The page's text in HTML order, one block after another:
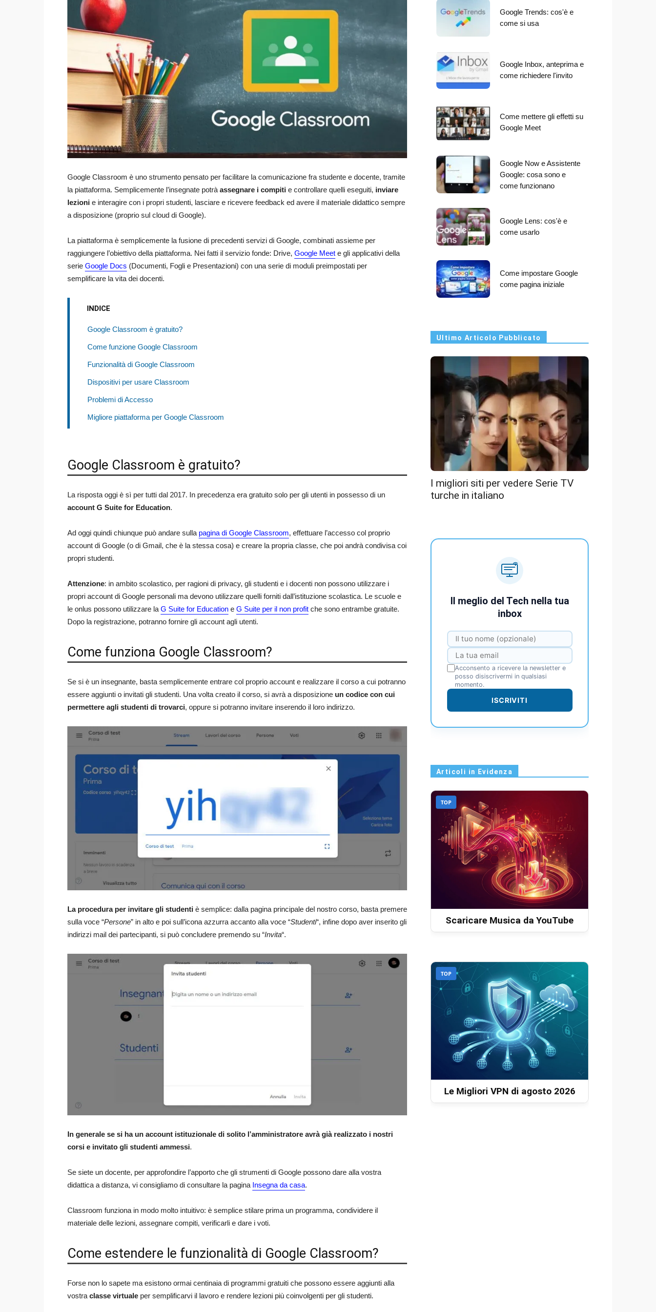
Google Classroom è uno strumento pensato per facilitare la comunicazione fra studente e docente, tramite
la piattaforma. Semplicemente l’insegnate potrà assegnare i compiti e controllare quelli eseguiti, inviare
lezioni e interagire con i propri studenti, lasciare e ricevere feedback ed avere il materiale didattico sempre
a disposizione (proprio sul cloud di Google).
La piattaforma è semplicemente la fusione di precedenti servizi di Google, combinati assieme per
raggiungere l’obiettivo della piattaforma. Nei fatti il servizio fonde: Drive, Google Meet e gli applicativi della
serie Google Docs (Documenti, Fogli e Presentazioni) con una serie di moduli preimpostati per
semplificare la vita dei docenti.
INDICE
Google Classroom è gratuito?
Come funzione Google Classroom
Funzionalità di Google Classroom
Dispositivi per usare Classroom
Problemi di Accesso
Migliore piattaforma per Google Classroom
Google Classroom è gratuito?
La risposta oggi è sì per tutti dal 2017. In precedenza era gratuito solo per gli utenti in possesso di un
account G Suite for Education.
Ad oggi quindi chiunque può andare sulla pagina di Google Classroom, effettuare l’accesso col proprio
account di Google (o di Gmail, che è la stessa cosa) e creare la propria classe, che poi andrà condivisa coi
propri studenti.
Attenzione: in ambito scolastico, per ragioni di privacy, gli studenti e i docenti non possono utilizzare i
propri account di Google personali ma devono utilizzare quelli forniti dall’istituzione scolastica. Le scuole e
le onlus possono utilizzare la G Suite for Education e G Suite per il non profit che sono entrambe gratuite.
Dopo la registrazione, potranno fornire gli account agli utenti.
Come funziona Google Classroom?
Se si è un insegnante, basta semplicemente entrare col proprio account e realizzare il corso a cui potranno
essere aggiunti o invitati gli studenti. Una volta creato il corso, si avrà a disposizione un codice con cui
permettere agli studenti di trovarci, oppure si potranno invitare inserendo il loro indirizzo.
La procedura per invitare gli studenti è semplice: dalla pagina principale del nostro corso, basta premere
sulla voce “Persone” in alto e poi sull’icona azzurra accanto alla voce “Studenti“, infine dopo aver inserito gli
indirizzi mail dei partecipanti, si può concludere premendo su “Invita“.
In generale se si ha un account istituzionale di solito l’amministratore avrà già realizzato i nostri
corsi e invitato gli studenti ammessi.
Se siete un docente, per approfondire l’apporto che gli strumenti di Google possono dare alla vostra
didattica a distanza, vi consigliamo di consultare la pagina Insegna da casa.
Classroom funziona in modo molto intuitivo: è semplice stilare prima un programma, condividere il
materiale delle lezioni, assegnare compiti, verificarli e dare i voti.
Come estendere le funzionalità di Google Classroom?
Forse non lo sapete ma esistono ormai centinaia di programmi gratuiti che possono essere aggiunti alla
vostra classe virtuale per semplificarvi il lavoro e rendere lezioni più coinvolgenti per gli studenti.
Google Trends: cos'è e
come si usa
Google Inbox, anteprima e
come richiedere l'invito
Come mettere gli effetti su
Google Meet
Google Now e Assistente
Google: cosa sono e
come funzionano
Google Lens: cos'è e
come usarlo
Come impostare Google
come pagina iniziale
Ultimo Articolo Pubblicato
I migliori siti per vedere Serie TV
turche in italiano
Il meglio del Tech nella tua
inbox
Acconsento a ricevere la newsletter e
posso disiscrivermi in qualsiasi
momento.
ISCRIVITI
Articoli in Evidenza
TOP
Scaricare Musica da YouTube
TOP
Le Migliori VPN di agosto 2026